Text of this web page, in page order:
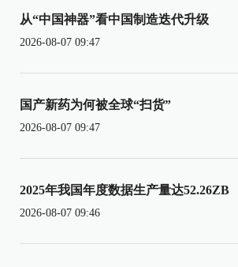
从“中国神器”看中国制造迭代升级
2026-08-07 09:47
国产新药为何被全球“扫货”
2026-08-07 09:47
2025年我国年度数据生产量达52.26ZB
2026-08-07 09:46